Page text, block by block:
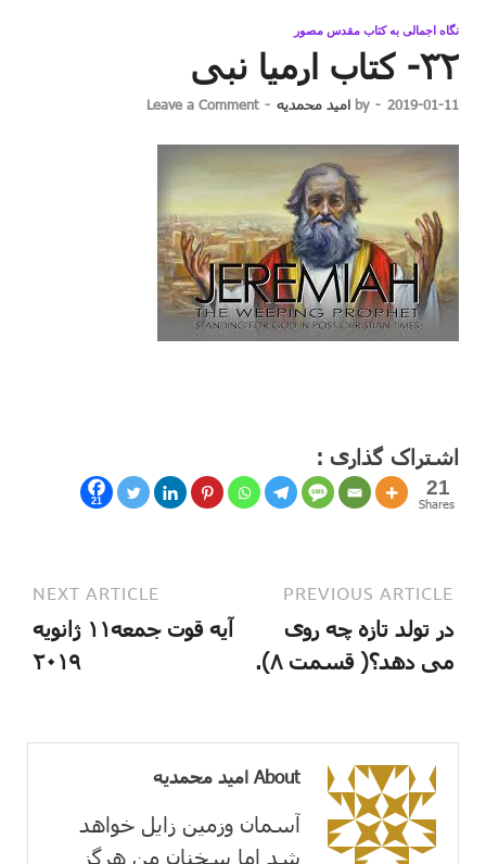
نگاه اجمالی به کتاب مقدس مصور
۳۲- کتاب ارمیا نبی
2019-01-11
-
by امید محمدیه -
Leave a Comment
اشتراک گذاری :
21
21
Shares
PREVIOUS ARTICLE
در تولد تازه چه روی
می دهد؟( قسمت ۸).
NEXT ARTICLE
آیه قوت جمعه۱۱ ژانویه
۲۰۱۹
About امید محمدیه
آسمان وزمین زايل خواهد
شد اما سخنان من هرگز